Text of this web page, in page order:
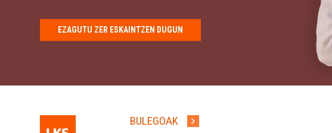
EZAGUTU ZER ESKAINTZEN DUGUN
BULEGOAK